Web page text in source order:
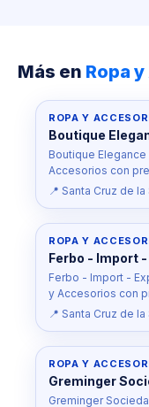
Más en Ropa
ROPA Y
Boutique
Boutique
Accesorios con
📍 Santa Cruz de
ROPA Y
Ferbo - Import
Ferbo - Import -
y Accesorios con
📍 Santa Cruz de
ROPA Y
Greminger
Greminger